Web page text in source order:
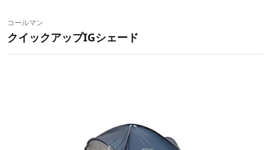
コールマン
クイックアップIGシェード